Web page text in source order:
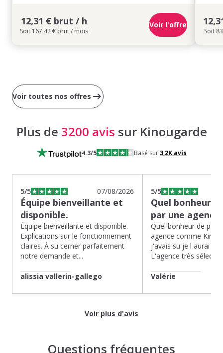
12,31 € brut / h
Soit 167,42 € brut / mois
Voir l'offre
Soit
Voir toutes nos offres
Plus de 3200 avis sur Kinougarde
4.3/5 Basé sur 3,2Kavis
5/5 07/08/2026
Équipe bienveillante et
disponible.
Équipe bienveillante et disponible.
Explications sur le fonctionnement
claires. À su cerner parfaitement
notre demande et...
alissia vallerin-gallego
5/5
Quel bonheur
par une
Quel bonheur de
agence comme
j'avais su je l aurai
L'agence très
Valérie
Voir plus d'avis
Questions fréquentes